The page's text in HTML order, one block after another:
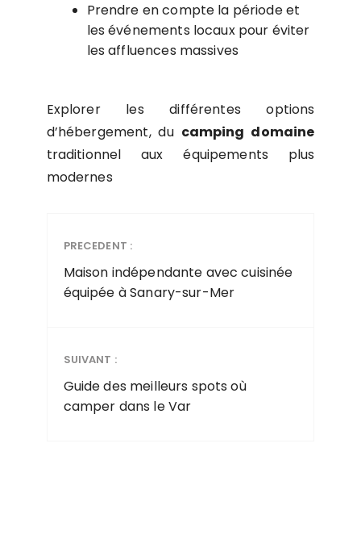
Prendre en compte la période et
les événements locaux pour éviter
les affluences massives
Explorer les différentes options
d’hébergement, du camping domaine
traditionnel aux équipements plus
modernes
PRECEDENT :
Maison indépendante avec cuisinée
équipée à Sanary-sur-Mer
SUIVANT :
Guide des meilleurs spots où
camper dans le Var